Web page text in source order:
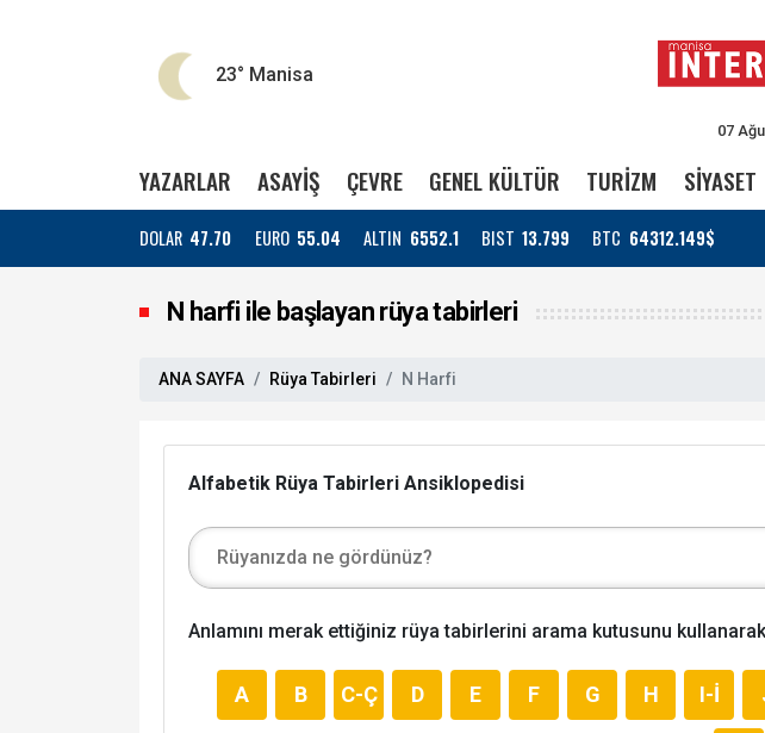
23° Manisa
07
YAZARLAR ASAYİŞ ÇEVRE GENEL KÜLTÜR TURİZM SİYASET
DOLAR 47.70 EURO 55.04 ALTIN 6552.1 BIST 13.799 BTC 64312.149$
N harfi ile başlayan rüya tabirleri
ANA SAYFA Rüya Tabirleri N Harfi
Alfabetik Rüya Tabirleri Ansiklopedisi
Anlamını merak ettiğiniz rüya tabirlerini arama kutusunu
A B C-Ç D E F G H I-İ